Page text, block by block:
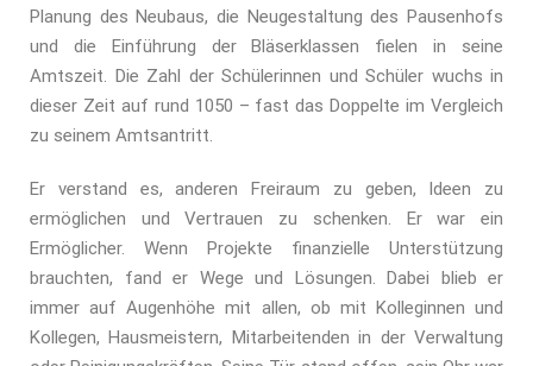
Planung des Neubaus, die Neugestaltung des Pausenhofs
und die Einführung der Bläserklassen fielen in seine
Amtszeit. Die Zahl der Schülerinnen und Schüler wuchs in
dieser Zeit auf rund 1050 – fast das Doppelte im Vergleich
zu seinem Amtsantritt.
Er verstand es, anderen Freiraum zu geben, Ideen zu
ermöglichen und Vertrauen zu schenken. Er war ein
Ermöglicher. Wenn Projekte finanzielle Unterstützung
brauchten, fand er Wege und Lösungen. Dabei blieb er
immer auf Augenhöhe mit allen, ob mit Kolleginnen und
Kollegen, Hausmeistern, Mitarbeitenden in der Verwaltung